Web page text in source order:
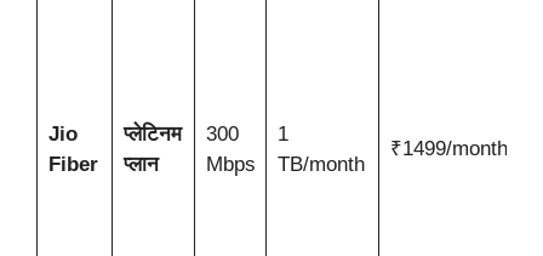
Jio
Fiber
प्लेटिनम
प्लान
300
Mbps
1
TB/month
₹1499/month